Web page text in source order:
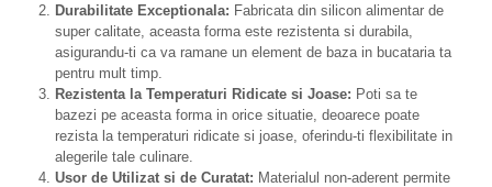
Durabilitate Exceptionala: Fabricata din silicon alimentar de
super calitate, aceasta forma este rezistenta si durabila,
asigurandu-ti ca va ramane un element de baza in bucataria ta
pentru mult timp.
Rezistenta la Temperaturi Ridicate si Joase: Poti sa te
bazezi pe aceasta forma in orice situatie, deoarece poate
rezista la temperaturi ridicate si joase, oferindu-ti flexibilitate in
alegerile tale culinare.
Usor de Utilizat si de Curatat: Materialul non-aderent permite